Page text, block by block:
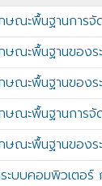
ณะพื้นฐานการ
ษณะพื้นฐานของ
ษณะพื้นฐานของ
ษณะพื้นฐานการ
ษณะพื้นฐานของ
ะบบคอมพิวเตอ